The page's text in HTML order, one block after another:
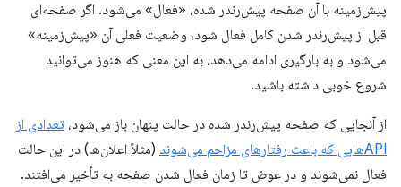
پیش‌زمینه با آن صفحه پیش‌رندر شده، «فعال» می‌شود. اگر صفحه‌ای
قبل از پیش‌رندر شدن کامل فعال شود، وضعیت فعلی آن «پیش‌زمینه»
می‌شود و به بارگیری ادامه می‌دهد، به این معنی که هنوز می‌توانید
شروع خوبی داشته باشید.
از آنجایی که صفحه پیش‌رندر شده در حالت پنهان باز می‌شود، تعدادی از
APIهایی که باعث رفتارهای مزاحم می‌شوند
(مثلاً اعلان‌ها) در این حالت
فعال نمی‌شوند و در عوض تا زمان فعال شدن صفحه به تأخیر می‌افتند.